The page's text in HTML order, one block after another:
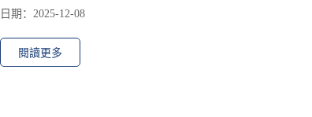
日期：2025-12-08
閱讀更多